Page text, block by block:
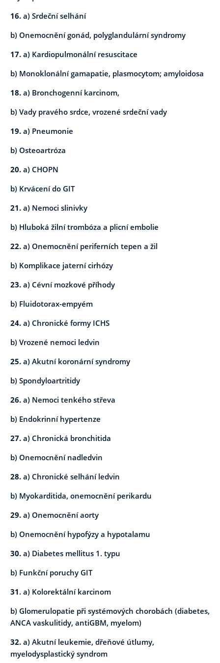
16.a) Srdeční selhání
b) Onemocnění gonád, polyglandulární syndromy
17.a) Kardiopulmonální resuscitace
b) Monoklonální gamapatie, plasmocytom; amyloidosa
18.a) Bronchogenní karcinom,
b) Vady pravého srdce, vrozené srdeční vady
19.a) Pneumonie
b) Osteoartróza
20.a) CHOPN
b) Krvácení do GIT
21.a) Nemoci slinivky
b) Hluboká žilní trombóza a plicní embolie
22.a) Onemocnění periferních tepen a žil
b) Komplikace jaterní cirhózy
23.a) Cévní mozkové příhody
b) Fluidotorax-empyém
24.a) Chronické formy ICHS
b) Vrozené nemoci ledvin
25.a) Akutní koronární syndromy
b) Spondyloartritidy
26.a) Nemoci tenkého střeva
b) Endokrinní hypertenze
27.a) Chronická bronchitida
b) Onemocnění nadledvin
28.a) Chronické selhání ledvin
b) Myokarditida, onemocnění perikardu
29.a) Onemocnění aorty
b) Onemocnění hypofýzy a hypotalamu
30.a) Diabetes mellitus 1. typu
b) Funkční poruchy GIT
31. a) Kolorektální karcinom
b) Glomerulopatie při systémových chorobách (diabetes,
ANCA vaskulitidy, antiGBM, myelom)
32.a) Akutní leukemie, dřeňové útlumy,
myelodysplastický syndrom